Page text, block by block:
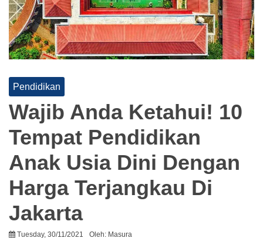
Pendidikan
Wajib Anda Ketahui! 10
Tempat Pendidikan
Anak Usia Dini Dengan
Harga Terjangkau Di
Jakarta
Tuesday, 30/11/2021 Oleh: Masura